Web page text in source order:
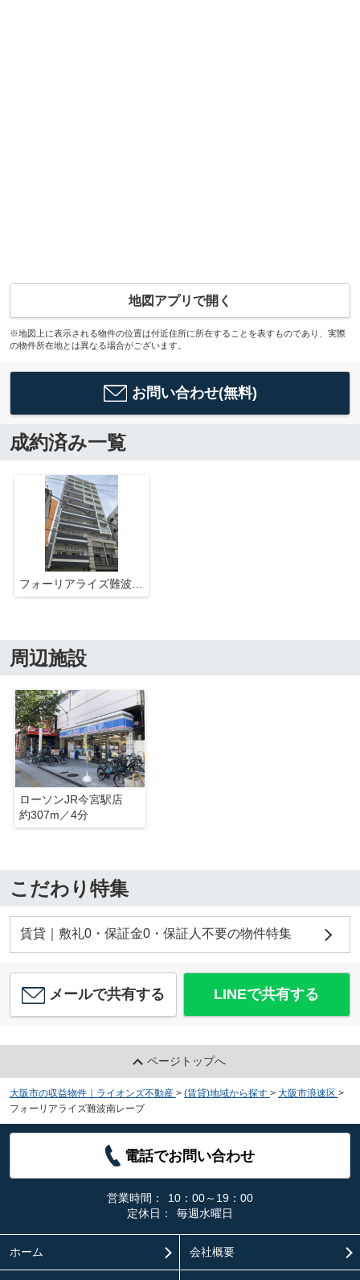
地図アプリで開く
※地図上に表示される物件の位置は付近住所に所在することを表すものであり、実際
の物件所在地とは異なる場合がございます。
お問い合わせ(無料)
成約済み一覧
フォーリアライズ難波南レーブ
周辺施設
ローソンJR今宮駅店
約307m／4分
こだわり特集
賃貸｜敷礼0・保証金0・保証人不要の物件特集
メールで共有する LINEで共有する
ページトップへ
大阪市の収益物件｜ライオンズ不動産 > (賃貸)地域から探す > 大阪市浪速区 >
フォーリアライズ難波南レーブ
電話でお問い合わせ
営業時間：
10：00～19：00
定休日：
毎週水曜日
ホーム 会社概要